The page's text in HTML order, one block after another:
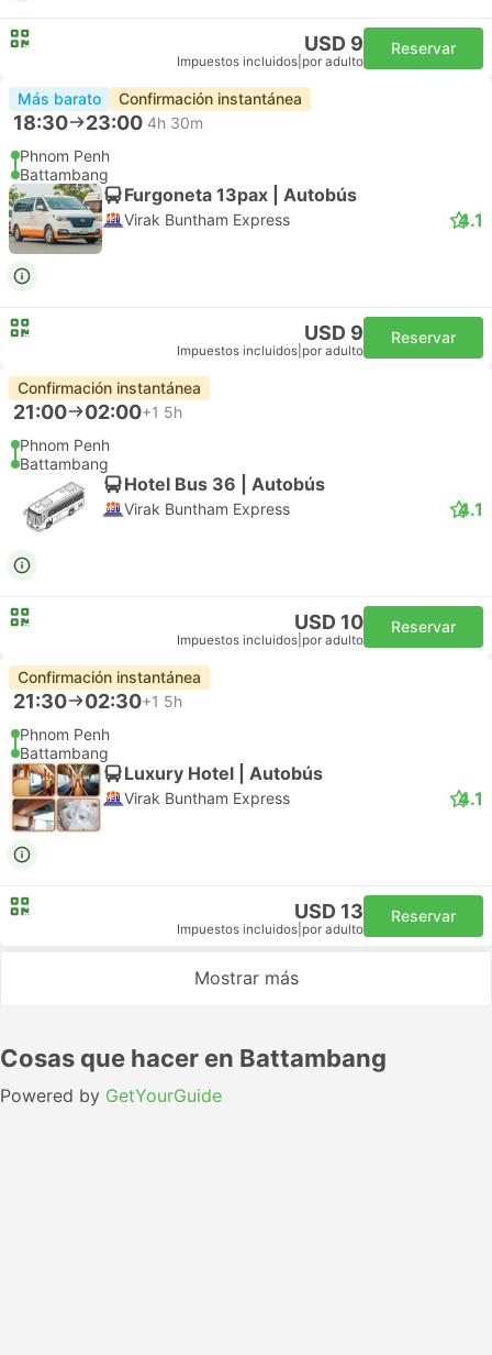
USD 9
Impuestos incluidos por adulto
Reservar
Más barato Confirmación instantánea
18:30 23:00 4h 30m
Phnom Penh
Battambang
Furgoneta 13pax | Autobús
Virak Buntham Express 4.1
USD 9
Impuestos incluidos por adulto
Reservar
Confirmación instantánea
21:00 02:00+1 5h
Phnom Penh
Battambang
Hotel Bus 36 | Autobús
Virak Buntham Express 4.1
USD 10
Impuestos incluidos por adulto
Reservar
Confirmación instantánea
21:30 02:30+1 5h
Phnom Penh
Battambang
Luxury Hotel | Autobús
Virak Buntham Express 4.1
USD 13
Impuestos incluidos por adulto
Reservar
Mostrar más
Cosas que hacer en Battambang
Powered by GetYourGuide